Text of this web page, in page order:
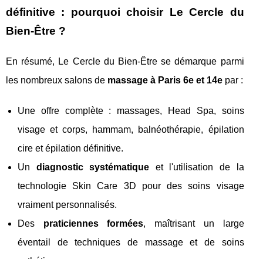
définitive : pourquoi choisir Le Cercle du
Bien-Être ?
En résumé, Le Cercle du Bien-Être se démarque parmi
les nombreux salons de massage à Paris 6e et 14e par :
Une offre complète : massages, Head Spa, soins
visage et corps, hammam, balnéothérapie, épilation
cire et épilation définitive.
Un diagnostic systématique et l'utilisation de la
technologie Skin Care 3D pour des soins visage
vraiment personnalisés.
Des praticiennes formées, maîtrisant un large
éventail de techniques de massage et de soins